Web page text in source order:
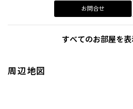
お問合せ
すべてのお部屋を
周辺地図